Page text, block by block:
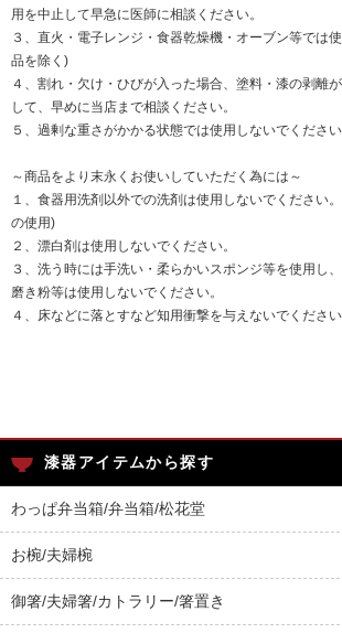
用を中止して早急に医師に相談ください。
３、直火・電子レンジ・食器乾燥機・オーブン等では
品を除く)
４、割れ・欠け・ひびが入った場合、塗料・漆の剥離
して、早めに当店まで相談ください。
５、過剰な重さがかかる状態では使用しないでください
～商品をより末永くお使いしていただく為には～
１、食器用洗剤以外での洗剤は使用しないでください
の使用)
２、漂白剤は使用しないでください。
３、洗う時には手洗い・柔らかいスポンジ等を使用し
磨き粉等は使用しないでください。
４、床などに落とすなど知用衝撃を与えないでください
漆器アイテムから探す
わっぱ弁当箱/弁当箱/松花堂
お椀/夫婦椀
御箸/夫婦箸/カトラリー/箸置き